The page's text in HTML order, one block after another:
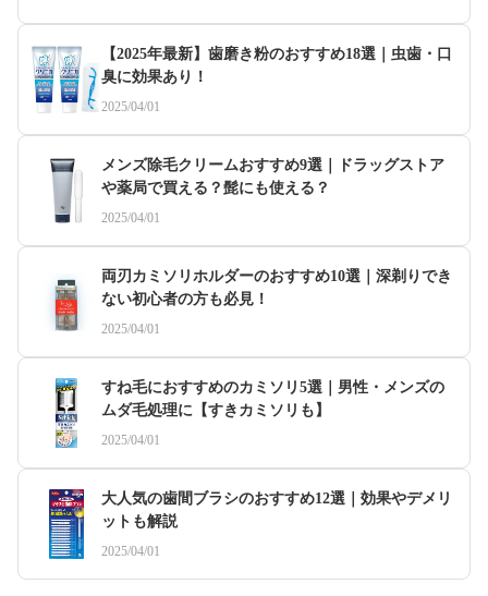
【2025年最新】歯磨き粉のおすすめ18選｜虫歯・口
臭に効果あり！
2025/04/01
メンズ除毛クリームおすすめ9選｜ドラッグストア
や薬局で買える？髭にも使える？
2025/04/01
両刃カミソリホルダーのおすすめ10選｜深剃りでき
ない初心者の方も必見！
2025/04/01
すね毛におすすめのカミソリ5選｜男性・メンズの
ムダ毛処理に【すきカミソリも】
2025/04/01
大人気の歯間ブラシのおすすめ12選｜効果やデメリ
ットも解説
2025/04/01